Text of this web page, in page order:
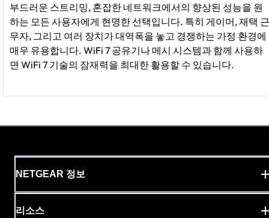
부드러운 스트리밍, 혼잡한 네트워크에서의 향상된 성능을 원
하는 모든 사용자에게 현명한 선택입니다. 특히 게이머, 재택 근
무자, 그리고 여러 장치가 대역폭을 놓고 경쟁하는 가정 환경에
매우 유용합니다. WiFi 7 공유기나 메시 시스템과 함께 사용하
면 WiFi 7 기술의 잠재력을 최대한 활용할 수 있습니다.
NETGEAR 정보
리소스